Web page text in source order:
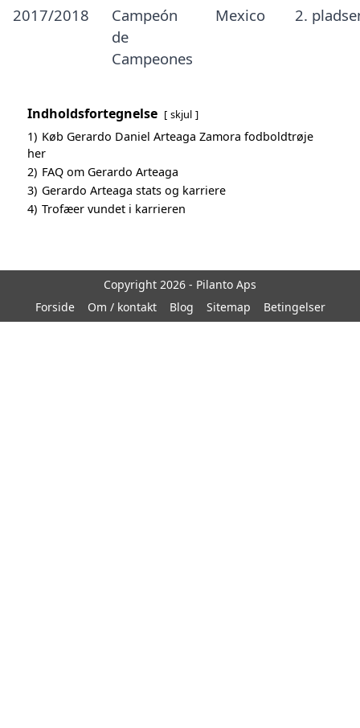
2017/2018
Campeón
de
Campeones
Mexico 2.
Indholdsfortegnelse skjul
1) Køb Gerardo Daniel Arteaga Zamora fodboldtrøje
her
2) FAQ om Gerardo Arteaga
3) Gerardo Arteaga stats og karriere
4) Trofæer vundet i karrieren
Copyright 2026 - Pilanto Aps
Forside
Om / kontakt Blog Sitemap Betingelser